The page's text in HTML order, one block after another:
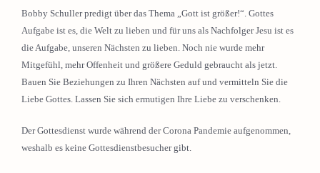
Bobby Schuller predigt über das Thema „Gott ist größer!“. Gottes
Aufgabe ist es, die Welt zu lieben und für uns als Nachfolger Jesu ist es
die Aufgabe, unseren Nächsten zu lieben. Noch nie wurde mehr
Mitgefühl, mehr Offenheit und größere Geduld gebraucht als jetzt.
Bauen Sie Beziehungen zu Ihren Nächsten auf und vermitteln Sie die
Liebe Gottes. Lassen Sie sich ermutigen Ihre Liebe zu verschenken.
Der Gottesdienst wurde während der Corona Pandemie aufgenommen,
weshalb es keine Gottesdienstbesucher gibt.